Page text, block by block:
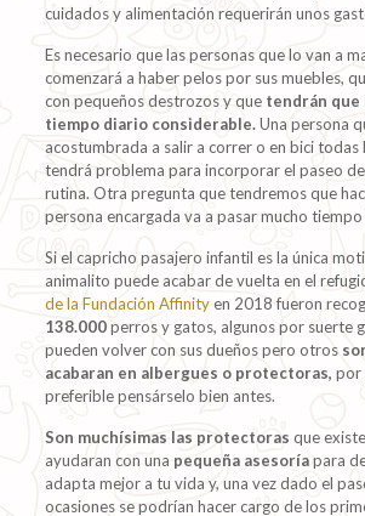
cuidados y alimentación requerirán unos
Es necesario que las personas que lo van a
comenzará a haber pelos por sus muebles,
con pequeños destrozos y que tendrán que
tiempo diario considerable.Una persona
acostumbrada a salir a correr o en bici todas
tendrá problema para incorporar el paseo
rutina. Otra pregunta que tendremos que
persona encargada va a pasar mucho tiempo
Si el capricho pasajero infantil es la única
animalito puede acabar de vuelta en el
de la Fundación Affinityen 2018 fueron
138.000perros y gatos, algunos por suerte
pueden volver con sus dueños pero otros
acabaran en albergues o protectoras,por
preferible pensárselo bien antes.
Son muchísimas las protectoras que
ayudaran con una pequeña asesoríapara
adapta mejor a tu vida y, una vez dado el
ocasiones se podrían hacer cargo de los